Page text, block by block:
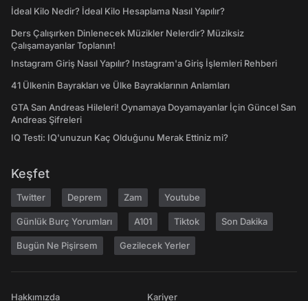
İdeal Kilo Nedir? İdeal Kilo Hesaplama Nasıl Yapılır?
Ders Çalışırken Dinlenecek Müzikler Nelerdir? Müziksiz
Çalışamayanlar Toplanın!
Instagram Giriş Nasıl Yapılır? Instagram'a Giriş İşlemleri Rehberi
41 Ülkenin Bayrakları ve Ülke Bayraklarının Anlamları
GTA San Andreas Hileleri! Oynamaya Doyamayanlar İçin Güncel San
Andreas Şifreleri
IQ Testi: IQ'unuzun Kaç Olduğunu Merak Ettiniz mi?
Keşfet
Twitter Deprem Zam Youtube
Günlük Burç Yorumları A101 Tiktok Son Dakika
Bugün Ne Pişirsem Gezilecek Yerler
Hakkımızda
Kariyer